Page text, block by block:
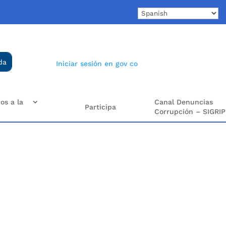
Iniciar sesión en gov co
a la
Participa
Canal Denuncias
Corrupción – SIGRIP